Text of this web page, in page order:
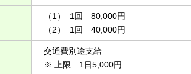
（1） 1回 80,000円
（2） 1回 40,000円
交通費別途支給
※ 上限 1日5,000円